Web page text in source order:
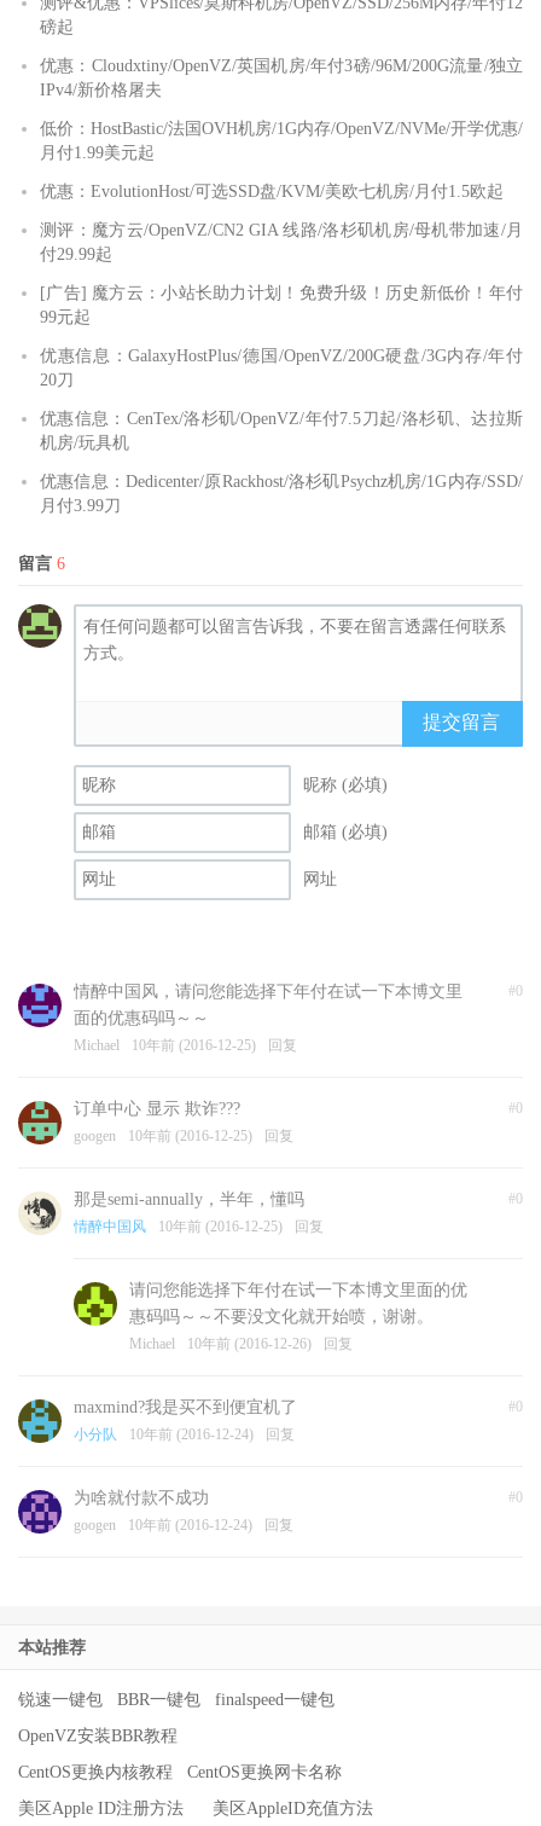
磅起
优惠：Cloudxtiny/OpenVZ/英国机房/年付3磅/96M/200G流量/独立
IPv4/新价格屠夫
低价：HostBastic/法国OVH机房/1G内存/OpenVZ/NVMe/开学优惠/
月付1.99美元起
优惠：EvolutionHost/可选SSD盘/KVM/美欧七机房/月付1.5欧起
测评：魔方云/OpenVZ/CN2 GIA 线路/洛杉矶机房/母机带加速/月
付29.99起
[广告] 魔方云：小站长助力计划！免费升级！历史新低价！年付
99元起
优惠信息：GalaxyHostPlus/德国/OpenVZ/200G硬盘/3G内存/年付
20刀
优惠信息：CenTex/洛杉矶/OpenVZ/年付7.5刀起/洛杉矶、达拉斯
机房/玩具机
优惠信息：Dedicenter/原Rackhost/洛杉矶Psychz机房/1G内存/SSD/
月付3.99刀
留言 6
提交留言
昵称 (必填)
邮箱 (必填)
网址
#0
情醉中国风，请问您能选择下年付在试一下本博文里
面的优惠码吗～～
Michael 10年前 (2016-12-25) 回复
#0
订单中心 显示 欺诈???
googen 10年前 (2016-12-25) 回复
#0
那是semi-annually，半年，懂吗
情醉中国风 10年前 (2016-12-25) 回复
请问您能选择下年付在试一下本博文里面的优
惠码吗～～不要没文化就开始喷，谢谢。
Michael 10年前 (2016-12-26) 回复
#0
maxmind?我是买不到便宜机了
小分队 10年前 (2016-12-24) 回复
#0
为啥就付款不成功
googen 10年前 (2016-12-24) 回复
本站推荐
锐速一键包 BBR一键包
finalspeed一键包
OpenVZ安装BBR教程
CentOS更换内核教程
CentOS更换网卡名称
美区Apple ID注册方法
美区AppleID充值方法